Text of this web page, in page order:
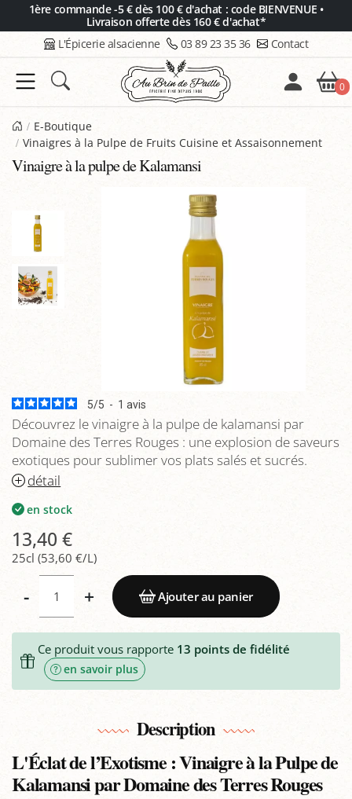
1ère commande -5 € dès 100 € d'achat : code BIENVENUE •
Livraison offerte dès 160 € d'achat*
L'Épicerie alsacienne 03 89 23 35 36 Contact
0
E-Boutique
Vinaigres à la Pulpe de Fruits Cuisine et Assaisonnement
Vinaigre à la pulpe de Kalamansi
5/5 - 1 avis
Découvrez le vinaigre à la pulpe de kalamansi par
Domaine des Terres Rouges : une explosion de saveurs
exotiques pour sublimer vos plats salés et sucrés.
détail
en stock
13,40 €
25cl (53,60 €/L)
- + Ajouter au panier
Ce produit vous rapporte 13 points de fidélité
en savoir plus
Description
L'Éclat de l’Exotisme : Vinaigre à la Pulpe de
Kalamansi par Domaine des Terres Rouges
Panneau de gestion des cookies